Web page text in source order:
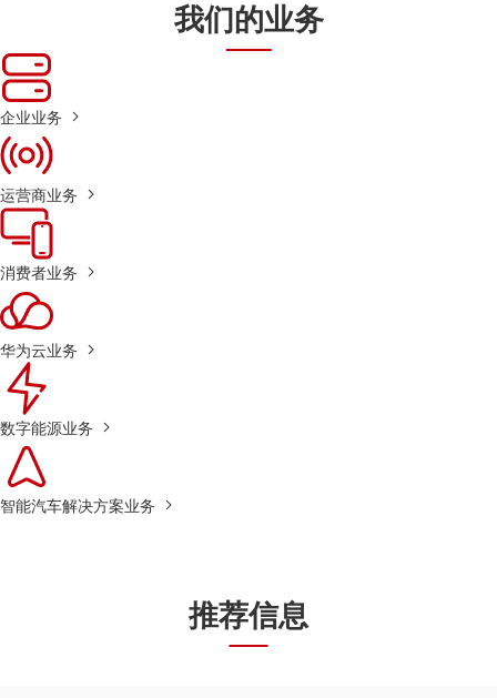
我们的业务
企业业务
运营商业务
消费者业务
华为云业务
数字能源业务
智能汽车解决方案业务
推荐信息